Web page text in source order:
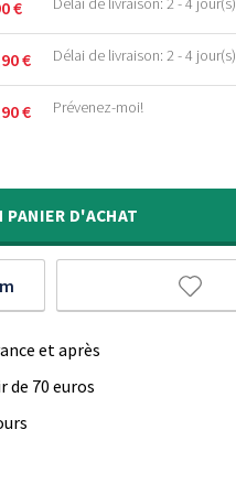
€
€ Délai de livraison: 2 - 4 jour(s)
€ Prévenez-moi!
PANIER D'ACHAT
et après
70 euros